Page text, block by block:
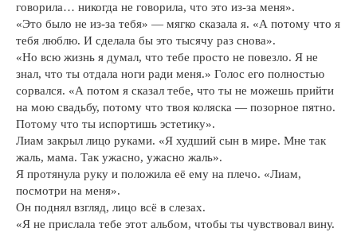
говорила… никогда не говорила, что это из-за меня».
«Это было не из-за тебя» — мягко сказала я. «А потому что я
тебя люблю. И сделала бы это тысячу раз снова».
«Но всю жизнь я думал, что тебе просто не повезло. Я не
знал, что ты отдала ноги ради меня.» Голос его полностью
сорвался. «А потом я сказал тебе, что ты не можешь прийти
на мою свадьбу, потому что твоя коляска — позорное пятно.
Потому что ты испортишь эстетику».
Лиам закрыл лицо руками. «Я худший сын в мире. Мне так
жаль, мама. Так ужасно, ужасно жаль».
Я протянула руку и положила её ему на плечо. «Лиам,
посмотри на меня».
Он поднял взгляд, лицо всё в слезах.
«Я не прислала тебе этот альбом, чтобы ты чувствовал вину.